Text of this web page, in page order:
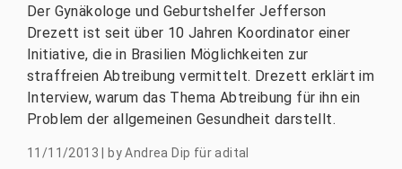
Der Gynäkologe und Geburtshelfer Jefferson
Drezett ist seit über 10 Jahren Koordinator einer
Initiative, die in Brasilien Möglichkeiten zur
straffreien Abtreibung vermittelt. Drezett erklärt im
Interview, warum das Thema Abtreibung für ihn ein
Problem der allgemeinen Gesundheit darstellt.
11/11/2013 byAndrea Dip für adital